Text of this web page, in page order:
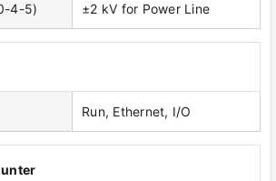
4-5) ±2 kV for Power Line
Run, Ethernet, I/O